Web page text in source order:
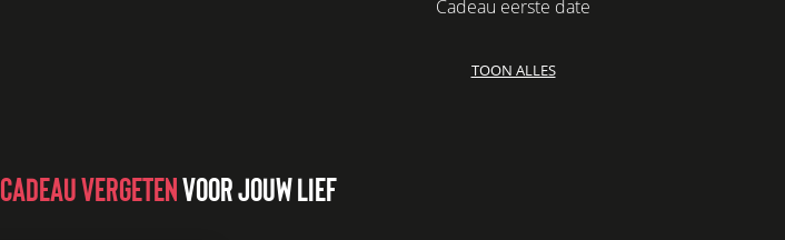
Cadeau eerste date
Leuke kadootjes
TOON ALLES
CADEAU VERGETENVOOR JOUW LIEF